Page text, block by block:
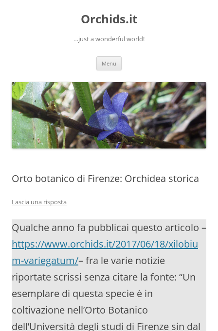
Orchids.it
…just a wonderful world!
Menu
Orto botanico di Firenze: Orchidea storica
Lascia una risposta
Qualche anno fa pubblicai questo articolo –
https://www.orchids.it/2017/06/18/xilobiu
m-variegatum/– fra le varie notizie
riportate scrissi senza citare la fonte: “Un
esemplare di questa specie è in
coltivazione nell’Orto Botanico
dell’Università degli studi di Firenze sin dal